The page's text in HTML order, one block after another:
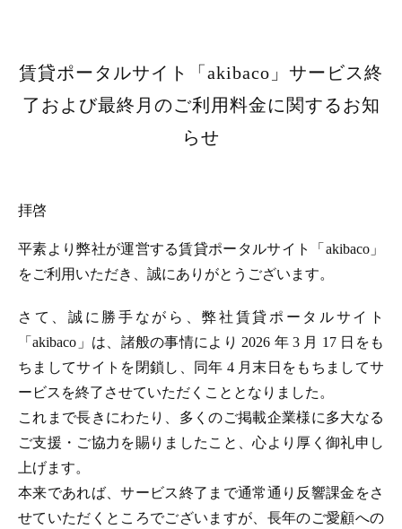
賃貸ポータルサイト「akibaco」サービス終
了および最終月のご利用料金に関するお知
らせ
拝啓
平素より弊社が運営する賃貸ポータルサイト「akibaco」
をご利用いただき、誠にありがとうございます。
さて、誠に勝手ながら、弊社賃貸ポータルサイト
「akibaco」は、諸般の事情により 2026 年 3 月 17 日をも
ちましてサイトを閉鎖し、同年 4 月末日をもちましてサ
ービスを終了させていただくこととなりました。
これまで長きにわたり、多くのご掲載企業様に多大なる
ご支援・ご協力を賜りましたこと、心より厚く御礼申し
上げます。
本来であれば、サービス終了まで通常通り反響課金をさ
せていただくところでございますが、長年のご愛顧への